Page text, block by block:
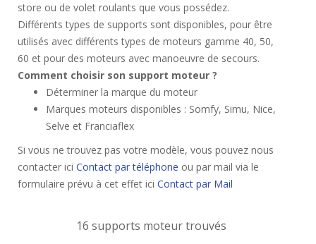
store ou de volet roulants que vous possédez.
Différents types de supports sont disponibles, pour être
utilisés avec différents types de moteurs gamme 40, 50,
60 et pour des moteurs avec manoeuvre de secours.
Comment choisir son support moteur ?
Déterminer la marque du moteur
Marques moteurs disponibles : Somfy, Simu, Nice,
Selve et Franciaflex
Si vous ne trouvez pas votre modèle, vous pouvez nous
contacter ici Contact par téléphone ou par mail via le
formulaire prévu à cet effet ici Contact par Mail
16 supports moteur trouvés